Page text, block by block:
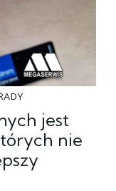
jest
nie